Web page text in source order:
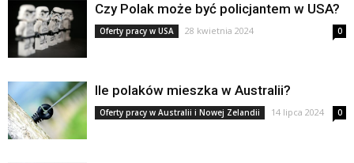
Czy Polak może być policjantem w USA?
Oferty pracy w USA 28 kwietnia 2024 0
Ile polaków mieszka w Australii?
Oferty pracy w Australii i Nowej Zelandii 14 lipca 2024 0